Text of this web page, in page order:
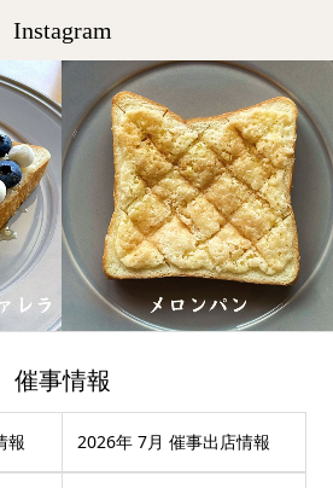
Instagram
催事情報
報 2026年 7月 催事出店情報